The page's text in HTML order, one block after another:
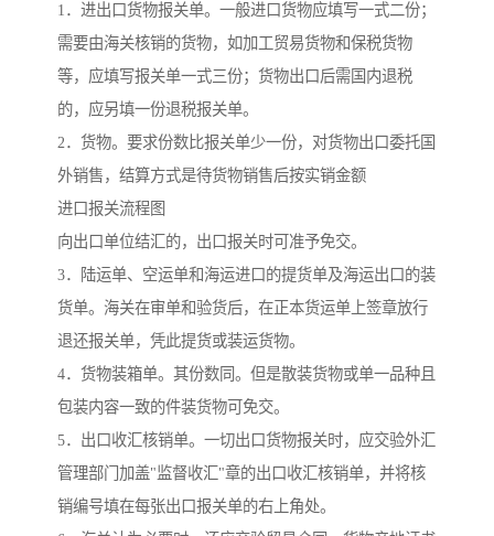
1．进出口货物报关单。一般进口货物应填写一式二份；
需要由海关核销的货物，如加工贸易货物和保税货物
等，应填写报关单一式三份；货物出口后需国内退税
的，应另填一份退税报关单。
2．货物。要求份数比报关单少一份，对货物出口委托国
外销售，结算方式是待货物销售后按实销金额
进口报关流程图
向出口单位结汇的，出口报关时可准予免交。
3．陆运单、空运单和海运进口的提货单及海运出口的装
货单。海关在审单和验货后，在正本货运单上签章放行
退还报关单，凭此提货或装运货物。
4．货物装箱单。其份数同。但是散装货物或单一品种且
包装内容一致的件装货物可免交。
5．出口收汇核销单。一切出口货物报关时，应交验外汇
管理部门加盖"监督收汇"章的出口收汇核销单，并将核
销编号填在每张出口报关单的右上角处。